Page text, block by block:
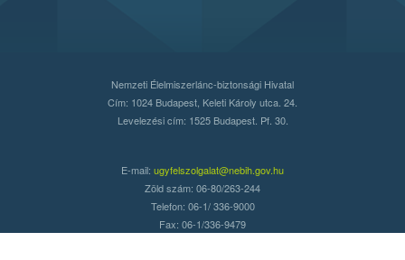
Nemzeti Élelmiszerlánc-biztonsági Hivatal
Cím: 1024 Budapest, Keleti Károly utca. 24.
Levelezési cím: 1525 Budapest. Pf. 30.
E-mail: ugyfelszolgalat@nebih.gov.hu
Zöld szám: 06-80/263-244
Telefon: 06-1/ 336-9000
Fax: 06-1/336-9479